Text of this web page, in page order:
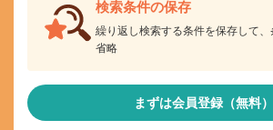
検索条件の保存
繰り返し検索する条件を保存して
省略
まずは会員登録（無料）